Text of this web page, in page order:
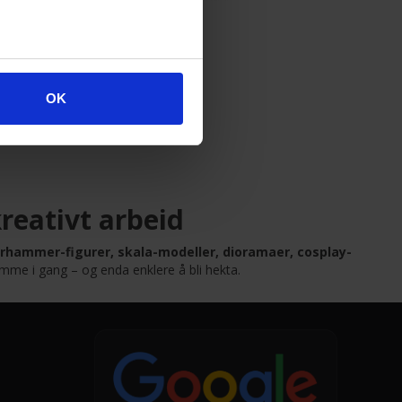
OK
arbeid
figurer, skala-modeller, dioramaer, cosplay-
i gang – og enda enklere å bli hekta.